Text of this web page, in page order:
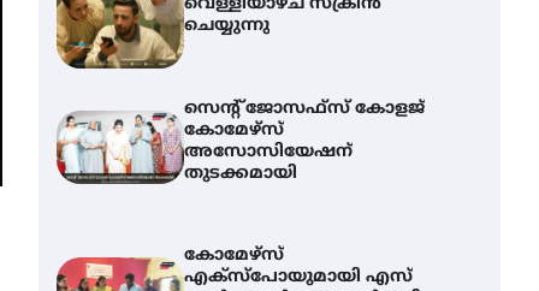
വെള്ളിയാഴ്ച സ്‌ക്രീൻ
ചെയ്യുന്നു
സെന്റ് ജോസഫ്സ് കോളജ്
കോമേഴ്‌സ്
അസോസിയേഷന്
തുടക്കമായി
കോമേഴ്സ്
എക്സ്പോയുമായി എസ്